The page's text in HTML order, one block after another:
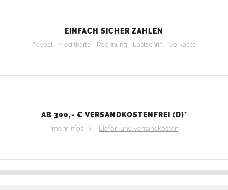
EINFACH SICHER ZAHLEN
Paypal - Kreditkarte - Rechnung - Lastschrift - Vorkasse
AB 300,- € VERSANDKOSTENFREI (D)*
*mehr Infos > Liefer- und Versandkosten